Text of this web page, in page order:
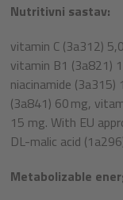
Nutritivni sastav:
vitamin C (3a312)
vitamin B1 (3a821)
niacinamide
(3a841) 60 mg,
15 mg. With EU
DL-malic acid
Metabolizable